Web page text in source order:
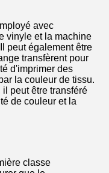
avec
vinyle et la machine
peut également être
transfèrent pour
d'imprimer des
la couleur de tissu.
peut être transféré
de couleur et la
classe